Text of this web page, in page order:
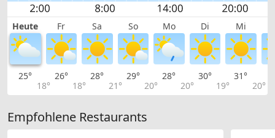
Heute Fr Sa So Mo Di Mi
25°
18°
26°
18°
28°
21°
29°
20°
28°
20°
30°
19°
31°
20°
Empfohlene Restaurants